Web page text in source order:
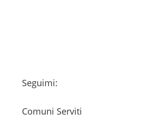
Seguimi:
Comuni Serviti